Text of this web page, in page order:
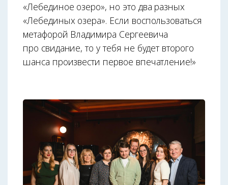
«Лебединое озеро», но это два разных
«Лебединых озера». Если воспользоваться
метафорой Владимира Сергеевича
про свидание, то у тебя не будет второго
шанса произвести первое впечатление!»